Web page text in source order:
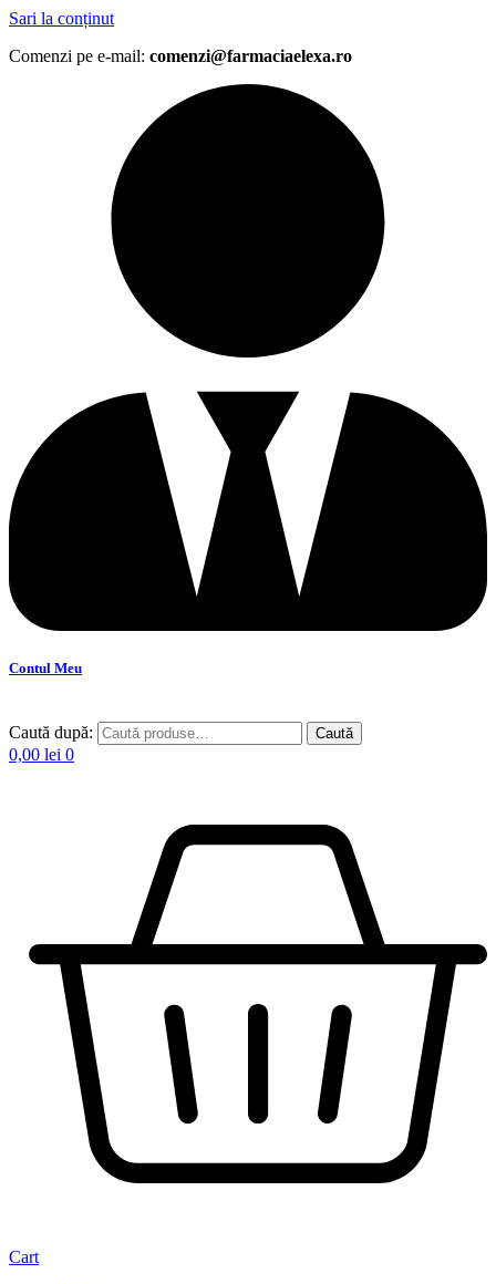
Sari la conținut
Comenzi pe e-mail: comenzi@farmaciaelexa.ro
Contul Meu
Caută după: Caută
0,00 lei 0
Cart